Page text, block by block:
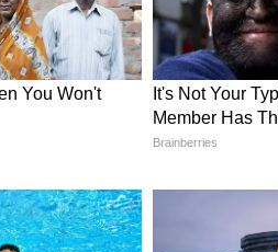
Screenshot@curlytalesdigital
বিলাসিতা আর
দারুণ আকর্ষণীয় করে
দেওয়াল আর আধুনিক
ওয়ালপেপার একটা আলাদা
লাইটিং পুরো
প্রচুর প্রাকৃতিক আলো